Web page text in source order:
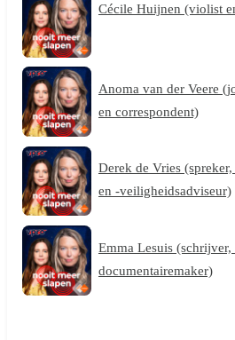
Cécile Huijnen (violist
Anoma van der Veere
en correspondent)
Derek de Vries
en -veiligheidsadviseur)
Emma Lesuis (schrijver,
documentairemaker)